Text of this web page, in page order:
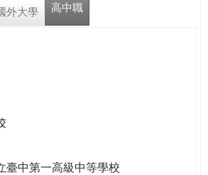
外大學 高中職
臺中第一高級中等學校